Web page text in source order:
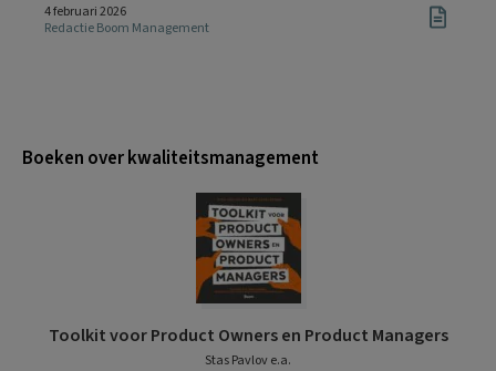
4 februari 2026
Redactie Boom Management
Boeken over kwaliteitsmanagement
Toolkit voor Product Owners en Product Managers
Stas Pavlov e.a.